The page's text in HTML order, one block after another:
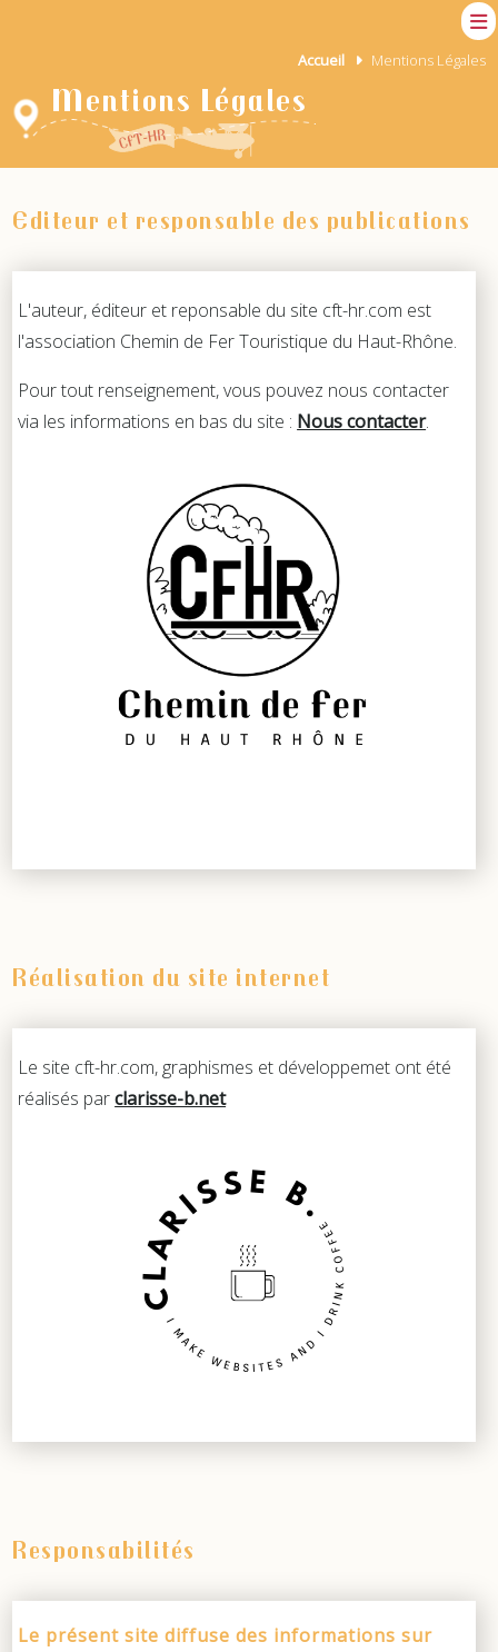
Accueil Mentions Légales
Mentions Légales
Editeur et responsable des publications
L'auteur, éditeur et reponsable du site cft-hr.com est
l'association Chemin de Fer Touristique du Haut-Rhône.
Pour tout renseignement, vous pouvez nous contacter
via les informations en bas du site : Nous contacter.
Réalisation du site internet
Le site cft-hr.com, graphismes et développemet ont été
réalisés parclarisse-b.net
Responsabilités
Le présent site diffuse des informations sur